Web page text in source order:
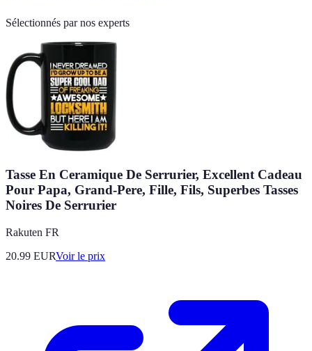
Sélectionnés par nos experts
Tasse En Ceramique De Serrurier, Excellent Cadeau
Pour Papa, Grand-Pere, Fille, Fils, Superbes Tasses
Noires De Serrurier
Rakuten FR
20.99 EURVoir le prix